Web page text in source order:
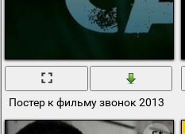
Постер к фильму звонок 2013